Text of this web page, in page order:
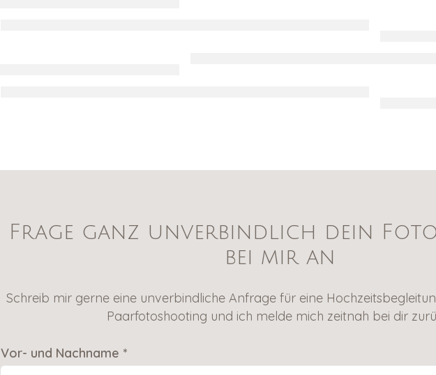
Frage ganz unverbindlich dein
bei mir an
Schreib mir gerne eine unverbindliche Anfrage für eine
Paarfotoshooting und ich melde mich zeitnah bei dir
Vor- und Nachname *